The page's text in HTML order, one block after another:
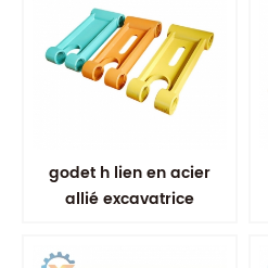
godet h lien en acier
allié excavatrice